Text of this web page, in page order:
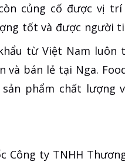
củng cố được vị
tốt và được người
từ Việt Nam
và bán lẻ tại Nga.
phẩm chất lượng
Công ty TNHH